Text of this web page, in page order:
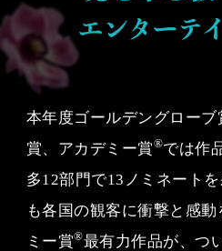
本年度ゴールデングロー
賞、アカデミー賞®では作
多12部門で13ノミネート
も各国の観客に衝撃と感
ミー賞®最有力作品が、つ